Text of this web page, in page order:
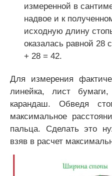
измеренной в
надвое и к
исходную длину
оказалась равной 28
+ 28 = 42.
Для измерения
линейка, лист
карандаш. Обведя
максимальное
пальца. Сделать это
взяв в расчет